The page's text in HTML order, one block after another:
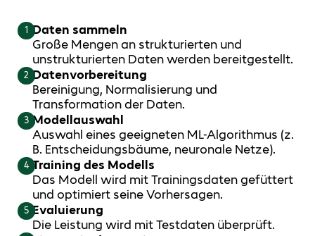
1 Daten sammeln
Große Mengen an strukturierten und
unstrukturierten Daten werden bereitgestellt.
2 Datenvorbereitung
Bereinigung, Normalisierung und
Transformation der Daten.
3 Modellauswahl
Auswahl eines geeigneten ML-Algorithmus (z.
B. Entscheidungsbäume, neuronale Netze).
4 Training des Modells
Das Modell wird mit Trainingsdaten gefüttert
und optimiert seine Vorhersagen.
5 Evaluierung
Die Leistung wird mit Testdaten überprüft.